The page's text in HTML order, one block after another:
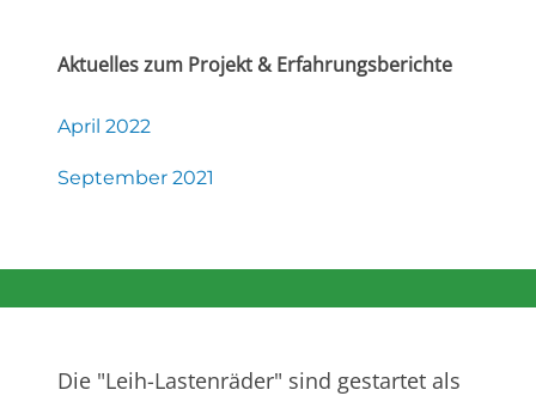
Aktuelles zum Projekt & Erfahrungsberichte
April 2022
September 2021
Die "Leih-Lastenräder" sind gestartet als